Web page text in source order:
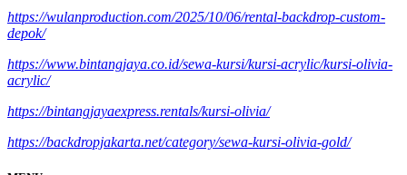
https://wulanproduction.com/2025/10/06/rental-backdrop-custom-
depok/
https://www.bintangjaya.co.id/sewa-kursi/kursi-acrylic/kursi-olivia-
acrylic/
https://bintangjayaexpress.rentals/kursi-olivia/
https://backdropjakarta.net/category/sewa-kursi-olivia-gold/